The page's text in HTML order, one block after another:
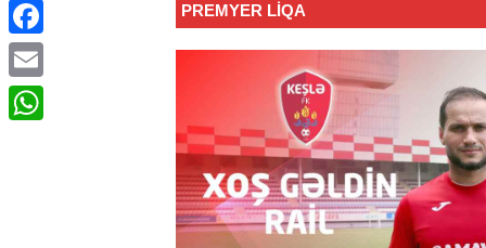
PREMYER LIQA
Facebook
Email